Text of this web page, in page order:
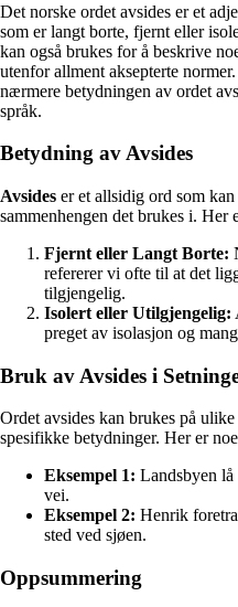
Det norske ordet avsides er et
som er langt borte, fjernt eller
kan også brukes for å beskrive
utenfor allment aksepterte
nærmere betydningen av ordet
språk.
Betydning av Avsides
Avsides er et allsidig ord som
sammenhengen det brukes i. Her
Fjernt eller Langt Borte:
refererer vi ofte til at det
tilgjengelig.
Isolert eller Utilgjengelig:
preget av isolasjon og
Bruk av Avsides i
Ordet avsides kan brukes på
spesifikke betydninger. Her er
Eksempel 1: Landsbyen
vei.
Eksempel 2: Henrik
sted ved sjøen.
Oppsummering